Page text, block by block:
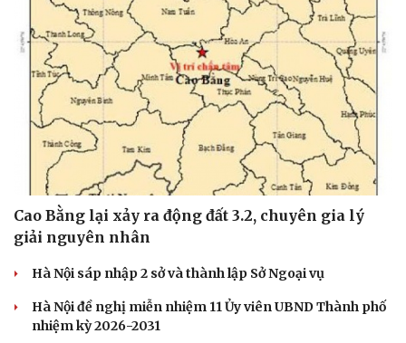
Cao Bằng lại xảy ra động đất 3.2, chuyên gia lý
giải nguyên nhân
Hà Nội sáp nhập 2 sở và thành lập Sở Ngoại vụ
Hà Nội đề nghị miễn nhiệm 11 Ủy viên UBND Thành phố
nhiệm kỳ 2026-2031